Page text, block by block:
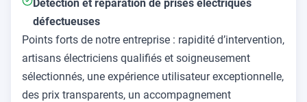
Détection et réparation de prises électriques
défectueuses
Points forts de notre entreprise : rapidité d’intervention,
artisans électriciens qualifiés et soigneusement
sélectionnés, une expérience utilisateur exceptionnelle,
des prix transparents, un accompagnement